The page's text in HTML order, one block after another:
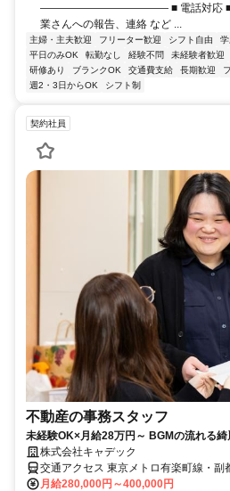
―――――――――――― ■ 電話対応 ■ 書
業さんへの報告、連絡 など ...
主婦・主夫歓迎 フリーター歓迎 シフト自由
平日のみOK
転勤なし 経験不問 未経験者歓迎
研修あり
ブランクOK 交通費支給 長期歓迎
週2・3日からOK
シフト制
契約社員
不動産の事務スタッフ
未経験OK×月給28万円～ BGMの流れる
事務｜年休120日・車通勤OK
株式会社キャデック
交通アクセス 東京メトロ有楽町線・副
徒歩10分 東武東上線「成増」駅より徒
月給280,000円～400,000円